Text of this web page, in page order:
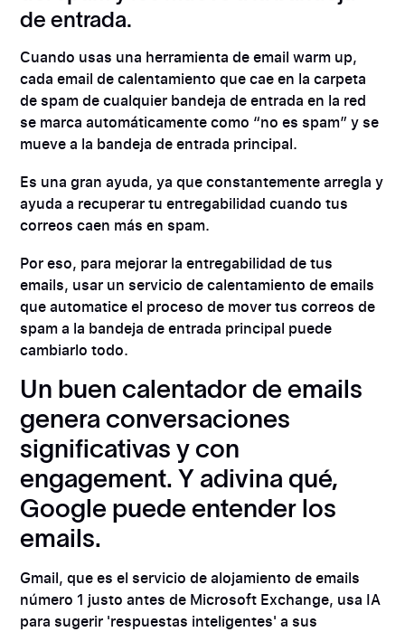
de entrada.
Cuando usas una herramienta de email warm up,
cada email de calentamiento que cae en la carpeta
de spam de cualquier bandeja de entrada en la red
se marca automáticamente como “no es spam” y se
mueve a la bandeja de entrada principal.
Es una gran ayuda, ya que constantemente arregla y
ayuda a recuperar tu entregabilidad cuando tus
correos caen más en spam.
Por eso, para mejorar la entregabilidad de tus
emails, usar un servicio de calentamiento de emails
que automatice el proceso de mover tus correos de
spam a la bandeja de entrada principal puede
cambiarlo todo.
Un buen calentador de emails
genera conversaciones
significativas y con
engagement. Y adivina qué,
Google puede entender los
emails.
Gmail, que es el servicio de alojamiento de emails
número 1 justo antes de Microsoft Exchange, usa IA
para sugerir 'respuestas inteligentes' a sus